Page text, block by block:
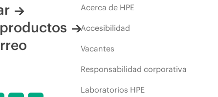
Acerca de HPE
Accesibilidad
Vacantes
Responsabilidad corporativa
Laboratorios HPE